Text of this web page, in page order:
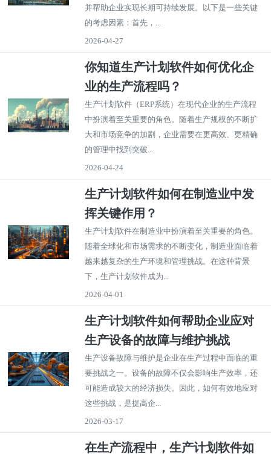
并帮助企业实现长期可持续发展。以下是一些关键
的考虑因素：首先，...
2026-04-27
你知道生产计划软件如何优化企
业的生产流程吗？
生产计划软件（ERP系统）在现代企业的生产流程
中扮演着至关重要的角色。随着生产规模的不断扩
大和市场竞争的加剧，企业需要在更高效、更精确
的管理中找到突破...
2026-04-24
生产计划软件如何在制造业中发
挥关键作用？
生产计划软件在制造业中扮演着至关重要的角色。
随着全球化和市场需求的不断变化，制造业面临着
越来越复杂的生产环境和管理挑战。在这种背景
下，生产计划软件成为...
2026-04-01
生产计划软件如何帮助企业应对
生产设备的故障与维护挑战
生产设备故障与维护是企业在生产过程中面临的重
要挑战之一。设备的故障不仅会影响生产效率，还
可能造成较大的经济损失。因此，如何有效地应对
这些挑战，是提高企...
2026-03-17
在生产流程中，生产计划软件如